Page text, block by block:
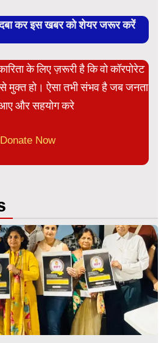
कर इस खबर को शेयर जरूर करें
के लिए ज़रूरी है कि वो कॉरपोरेट
मुक्त हो। ऐसा तभी संभव है जब जनता
और सहयोग करे
Donate Now